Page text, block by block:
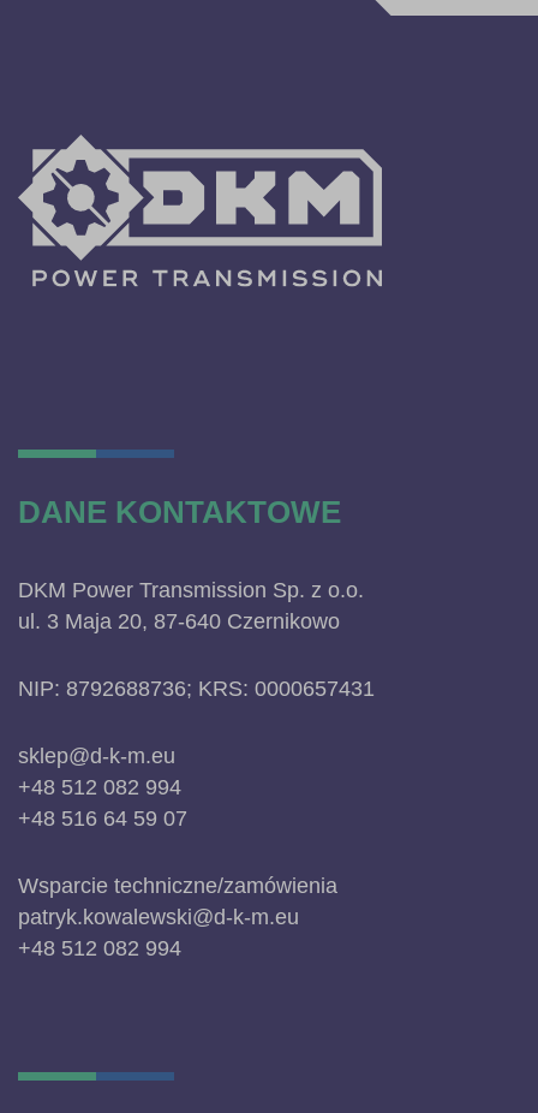
DANE KONTAKTOWE
DKM Power Transmission Sp. z o.o.
ul. 3 Maja 20, 87-640 Czernikowo
NIP: 8792688736; KRS: 0000657431
sklep@d-k-m.eu
+48 512 082 994
+48 516 64 59 07
Wsparcie techniczne/zamówienia
patryk.kowalewski@d-k-m.eu
+48 512 082 994